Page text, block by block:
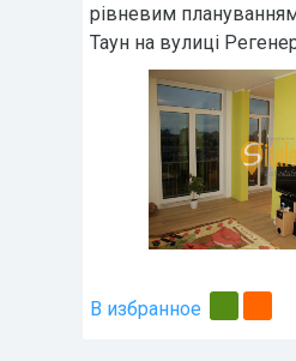
рівневим
Таун на вулиці
В избранное